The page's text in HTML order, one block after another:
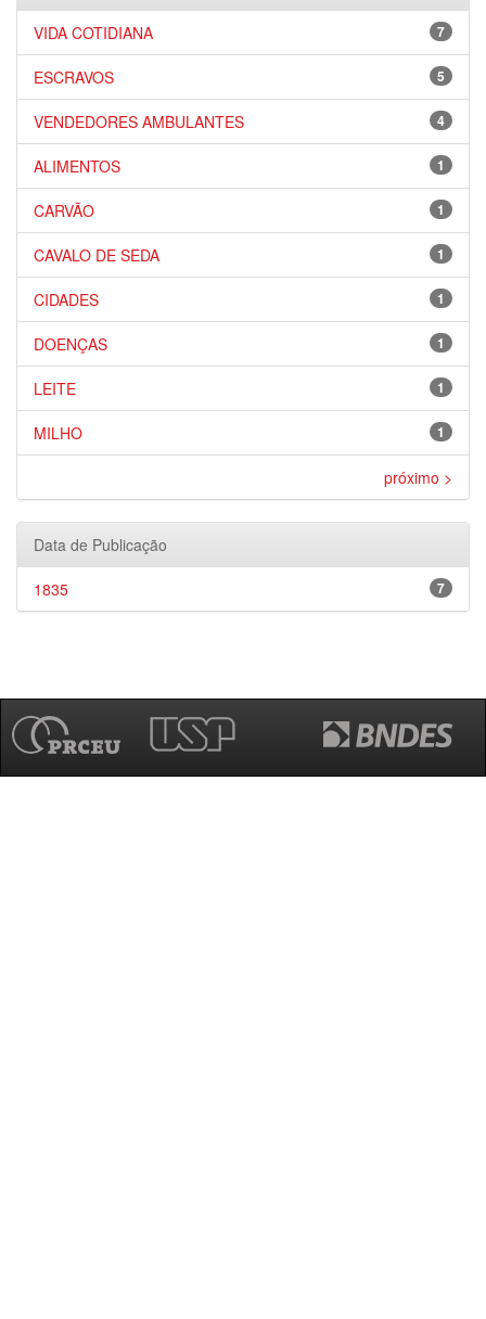
7
VIDA COTIDIANA
5
ESCRAVOS
4
VENDEDORES AMBULANTES
1
ALIMENTOS
1
CARVÃO
1
CAVALO DE SEDA
1
CIDADES
1
DOENÇAS
1
LEITE
1
MILHO
próximo >
Data de Publicação
7
1835